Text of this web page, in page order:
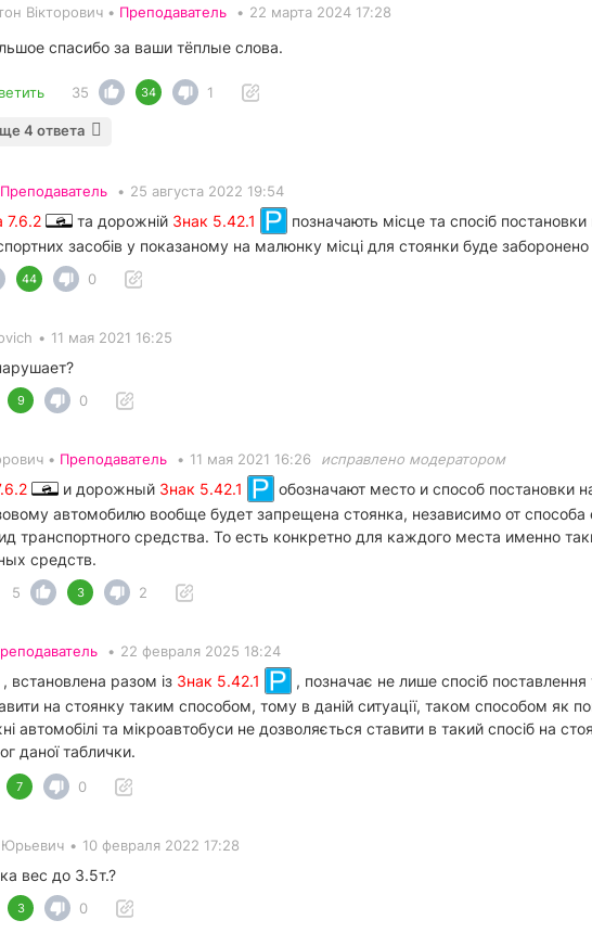
Вікторович • Преподаватель • 22 марта 2024 17:28
спасибо за ваши тёплые слова.
35 34 1
4 ответа
Преподаватель • 25 августа 2022 19:54
7.6.2 та дорожній Знак 5.42.1
позначають місце та спосіб
засобів у показаному на малюнку місці для стоянки буде заборонено
44 0
• 11 мая 2021 16:25
9 0
• Преподаватель • 11 мая 2021 16:26 исправлено модератором
и дорожный Знак 5.42.1
обозначают место и способ постановки
автомобилю вообще будет запрещена стоянка, независимо от
транспортного средства. То есть конкретно для каждого места именно
средств.
5 3 2
• 22 февраля 2025 18:24
, встановлена разом із Знак 5.42.1
, позначає не лише спосіб
на стоянку таким способом, тому в даній ситуації, таком способом як
автомобілі та мікроавтобуси не дозволяється ставити в такий спосіб на
даної таблички.
7 0
Юрьевич • 10 февраля 2022 17:28
вес до 3.5т.?
3 0